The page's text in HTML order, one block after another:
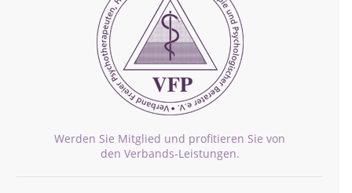
Werden Sie Mitglied und profitieren Sie von
den Verbands-Leistungen.